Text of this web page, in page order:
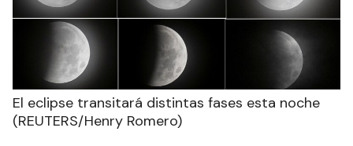
completamente la luz solar.
Esto crea un cono
de sombra sobre la superficie lunar, oscureciendo
solo una pequeña parte de ella. En esta ocasión,
el oscurecimiento afectará aproximadamente el
3,5% del disco lunar visible, según varios expertos
en observación astronómica.